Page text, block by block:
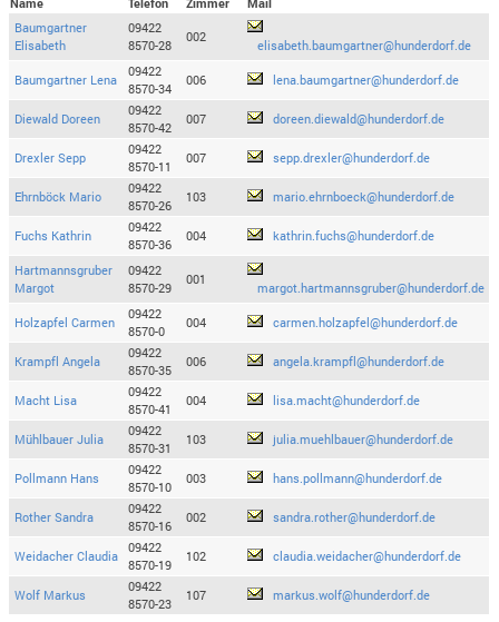
Baumgartner
Elisabeth
09422
8570-28
002
elisabeth.baumgartner@hunderdorf.de
Baumgartner Lena
09422
8570-34
006 lena.baumgartner@hunderdorf.de
Diewald Doreen
09422
8570-42
007 doreen.diewald@hunderdorf.de
Drexler Sepp
09422
8570-11
007 sepp.drexler@hunderdorf.de
Ehrnböck Mario
09422
8570-26
103 mario.ehrnboeck@hunderdorf.de
Fuchs Kathrin
09422
8570-36
004 kathrin.fuchs@hunderdorf.de
Hartmannsgruber
Margot
09422
8570-29
001
margot.hartmannsgruber@hunderdorf.de
Holzapfel Carmen
09422
8570-0
004 carmen.holzapfel@hunderdorf.de
Krampfl Angela
09422
8570-35
006 angela.krampfl@hunderdorf.de
Macht Lisa
09422
8570-41
004 lisa.macht@hunderdorf.de
Mühlbauer Julia
09422
8570-31
103 julia.muehlbauer@hunderdorf.de
Pollmann Hans
09422
8570-10
003 hans.pollmann@hunderdorf.de
Rother Sandra
09422
8570-16
002 sandra.rother@hunderdorf.de
Weidacher Claudia
09422
8570-19
102 claudia.weidacher@hunderdorf.de
Wolf Markus
09422
8570-23
107 markus.wolf@hunderdorf.de